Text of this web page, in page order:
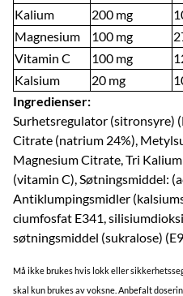
Kalium 200 mg
Magnesium
100 mg
Vitamin C
100 mg
Kalsium
20 mg
Ingredienser:
Surhetsregulator (sitronsyre)
Citrate (natrium 24%),
Magnesium Citrate, Tri
(vitamin C), Søtningsmiddel:
Antiklumpingsmidler
ciumfosfat E341,
søtningsmiddel (sukralose)
Må ikke brukes hvis lokk eller
skal kun brukes av voksne. Anbefalt